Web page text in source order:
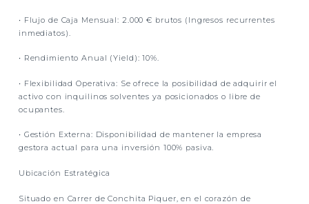
• Flujo de Caja Mensual: 2.000 € brutos (Ingresos recurrentes
inmediatos).
• Rendimiento Anual (Yield): 10%.
• Flexibilidad Operativa: Se ofrece la posibilidad de adquirir el
activo con inquilinos solventes ya posicionados o libre de
ocupantes.
• Gestión Externa: Disponibilidad de mantener la empresa
gestora actual para una inversión 100% pasiva.
Ubicación Estratégica
Situado en Carrer de Conchita Piquer, en el corazón de